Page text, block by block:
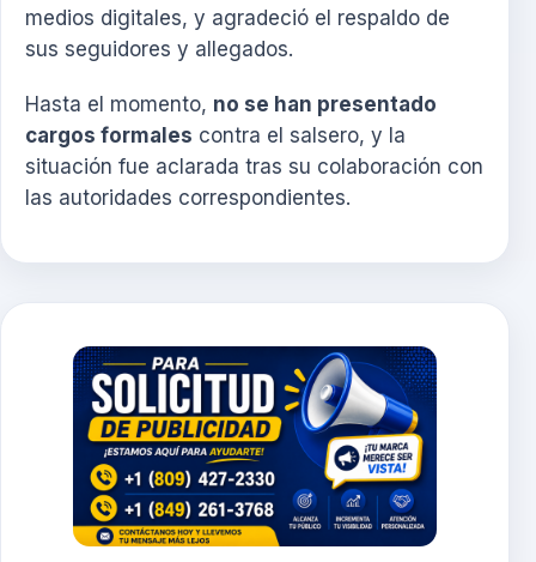
medios digitales, y agradeció el respaldo de
sus seguidores y allegados.
Hasta el momento, no se han presentado
cargos formales contra el salsero, y la
situación fue aclarada tras su colaboración con
las autoridades correspondientes.